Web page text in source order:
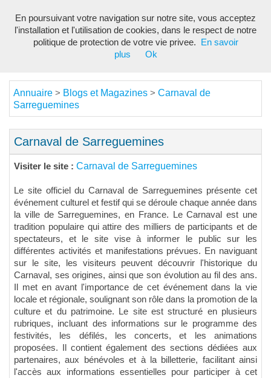
Annuaire > Blogs et Magazines > Carnaval de
Sarreguemines
Carnaval de Sarreguemines
Visiter le site : Carnaval de Sarreguemines
Le site officiel du Carnaval de Sarreguemines présente cet
événement culturel et festif qui se déroule chaque année dans
la ville de Sarreguemines, en France. Le Carnaval est une
tradition populaire qui attire des milliers de participants et de
spectateurs, et le site vise à informer le public sur les
différentes activités et manifestations prévues. En naviguant
sur le site, les visiteurs peuvent découvrir l'historique du
Carnaval, ses origines, ainsi que son évolution au fil des ans.
Il met en avant l'importance de cet événement dans la vie
locale et régionale, soulignant son rôle dans la promotion de la
culture et du patrimoine. Le site est structuré en plusieurs
rubriques, incluant des informations sur le programme des
festivités, les défilés, les concerts, et les animations
proposées. Il contient également des sections dédiées aux
partenaires, aux bénévoles et à la billetterie, facilitant ainsi
l'accès aux informations essentielles pour participer à cet
En poursuivant votre navigation sur notre site, vous acceptez
l'installation et l'utilisation de cookies, dans le respect de notre
politique de protection de votre vie privee.
En savoir
plus
Ok